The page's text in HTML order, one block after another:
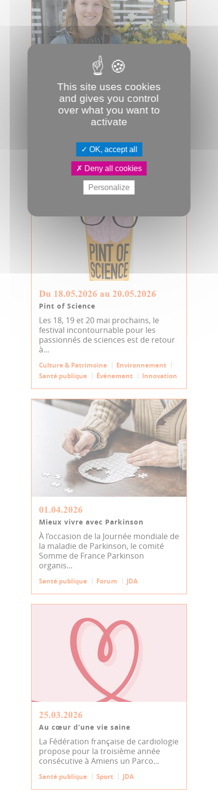
20.05.2026
Elle donne la vie et transmet sa
vocation
Éloïse Lequet, 23 ans et sage-femme
livre consacré à l’apprentissag...
Santé publique CHU JDA
Du 18.05.2026 au 20.05.2026
Pint of Science
Les 18, 19 et 20 mai prochains, le
festival incontournable pour les
passionnés de sciences est de retour
à...
Culture & Patrimoine
Environnement
Santé publique
Événement Innovation
01.04.2026
Mieux vivre avec Parkinson
À l’occasion de la Journée mondiale de
la maladie de Parkinson, le comité
Somme de France Parkinson
organis...
Santé publique Forum JDA
25.03.2026
Au cœur d’une vie saine
La Fédération française de cardiologie
propose pour la troisième année
consécutive à Amiens un Parco...
Santé publique Sport JDA
This site uses cookies
and gives you control
over what you want to
activate
OK, accept all
Deny all cookies
Personalize